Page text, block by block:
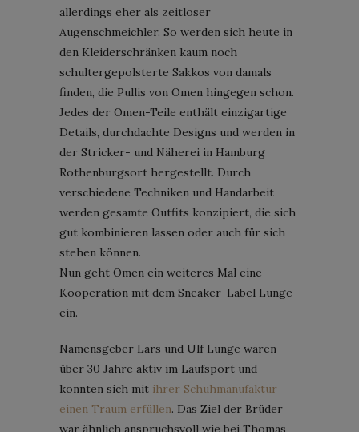
allerdings eher als zeitloser
Augenschmeichler. So werden sich heute in
den Kleiderschränken kaum noch
schultergepolsterte Sakkos von damals
finden, die Pullis von Omen hingegen schon.
Jedes der Omen-Teile enthält einzigartige
Details, durchdachte Designs und werden in
der Stricker- und Näherei in Hamburg
Rothenburgsort hergestellt. Durch
verschiedene Techniken und Handarbeit
werden gesamte Outfits konzipiert, die sich
gut kombinieren lassen oder auch für sich
stehen können.
Nun geht Omen ein weiteres Mal eine
Kooperation mit dem Sneaker-Label Lunge
ein.
Namensgeber Lars und Ulf Lunge waren
über 30 Jahre aktiv im Laufsport und
konnten sich mit ihrer Schuhmanufaktur
einen Traum erfüllen. Das Ziel der Brüder
war ähnlich anspruchsvoll wie bei Thomas